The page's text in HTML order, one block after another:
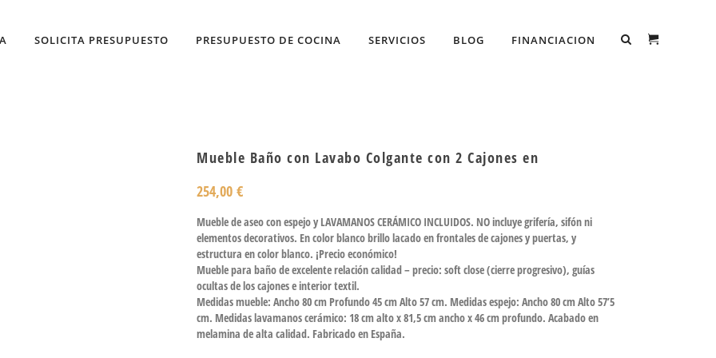
SOLICITA PRESUPUESTO PRESUPUESTO DE COCINA SERVICIOS BLOG FINANCIACION
Mueble Baño con Lavabo Colgante con 2 Cajones en
254,00 €
Mueble de aseo con espejo y LAVAMANOS CERÁMICO INCLUIDOS. NO incluye grifería, sifón ni
elementos decorativos. En color blanco brillo lacado en frontales de cajones y puertas, y
estructura en color blanco. ¡Precio económico!
Mueble para baño de excelente relación calidad – precio: soft close (cierre progresivo), guías
ocultas de los cajones e interior textil.
Medidas mueble: Ancho 80 cm Profundo 45 cm Alto 57 cm. Medidas espejo: Ancho 80 cm Alto 57’5
cm. Medidas lavamanos cerámico: 18 cm alto x 81,5 cm ancho x 46 cm profundo. Acabado en
melamina de alta calidad. Fabricado en España.